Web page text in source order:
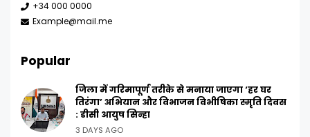
+34 000 0000
Example@mail.me
Popular
जिला में गरिमापूर्ण तरीके से मनाया जाएगा ‘हर घर
तिरंगा’ अभियान और विभाजन विभीषिका स्मृति दिवस
: डीसी आयुष सिन्हा
3 DAYS AGO